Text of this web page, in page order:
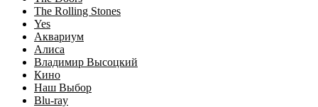
The Rolling Stones
Yes
Аквариум
Алиса
Владимир Высоцкий
Кино
Наш Выбор
Blu-ray